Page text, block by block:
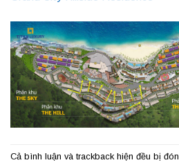
Cả bình luận và trackback hiện đều bị